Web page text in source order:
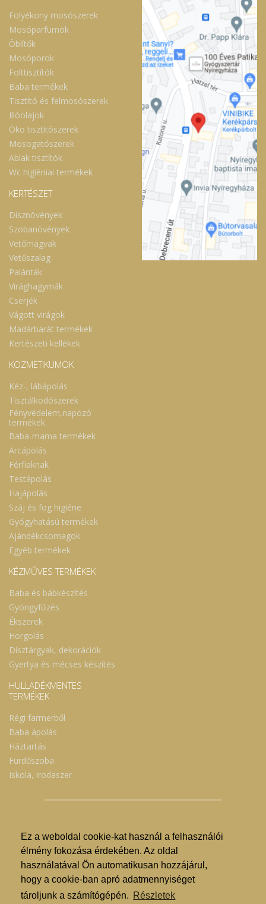
Ez a weboldal cookie-kat használ a felhasználói
élmény fokozása érdekében. Az oldal
használatával Ön automatikusan hozzájárul,
hogy a cookie-ban apró adatmennyiséget
tároljunk a számítógépén. Részletek
Folyékony mosószerek
Mosóparfümök
Öblítők
Mosóporok
Folttisztítók
Baba termékek
Tisztító és felmosószerek
Illóolajok
Öko tisztítószerek
Mosogatószerek
Ablak tisztítók
Wc higiéniai termékek
KERTÉSZET
Dísznövények
Szobanövények
Vetőmagvak
Vetőszalag
Palánták
Virághagymák
Cserjék
Vágott virágok
Madárbarát termékek
Kertészeti kellékek
KOZMETIKUMOK
Kéz-, lábápolás
Tisztálkodószerek
Fényvédelem,napozó
termékek
Baba-mama termékek
Arcápolás
Férfiaknak
Testápolás
Hajápolás
Száj és fog higiéne
Gyógyhatású termékek
Ajándékcsomagok
Egyéb termékek
KÉZMŰVES TERMÉKEK
Baba és bábkészítés
Gyöngyfűzés
Ékszerek
Horgolás
Dísztárgyak, dekorációk
Gyertya és mécses készítés
HULLADÉKMENTES
TERMÉKEK
Régi farmerből
Baba ápolás
Háztartás
Fürdőszoba
Iskola, irodaszer
© Nyíregyházi Kosár Közösség 2019.
Hogyan lehet vásárolni?
GDPR